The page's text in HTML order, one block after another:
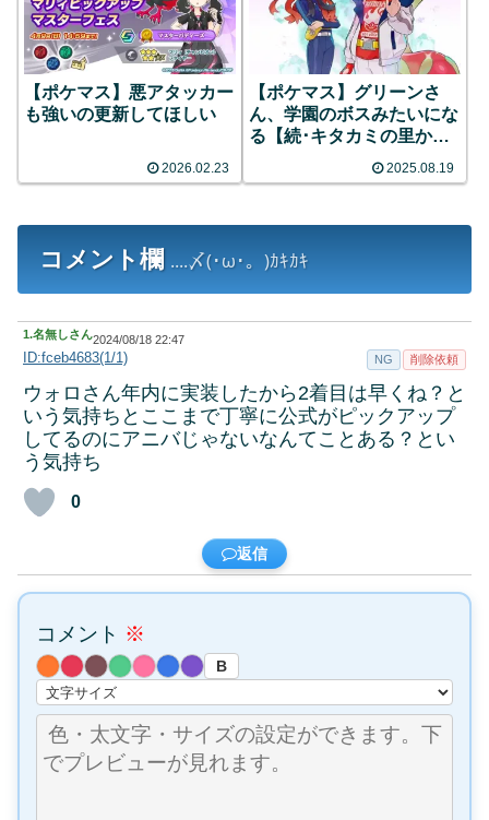
【ポケマス】悪アタッカー
も強いの更新してほしい
2026.02.23
【ポケマス】グリーンさ
ん、学園のボスみたいにな
る【続･キタカミの里か
2025.08.19
コメント欄 ....〆(･ω･。)ｶｷｶｷ
1.名無しさん2024/08/18 22:47
ID:fceb4683(1/1) NG 削除依頼
ウォロさん年内に実装したから2着目は早くね？と
いう気持ちとここまで丁寧に公式がピックアップ
してるのにアニバじゃないなんてことある？とい
う気持ち
0
返信
コメント ※
B